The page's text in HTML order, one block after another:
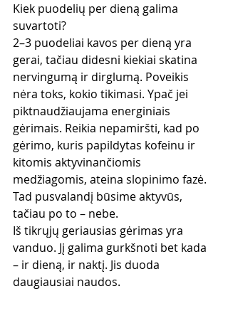
Kiek puodelių per dieną galima
suvartoti?
2–3 puodeliai kavos per dieną yra
gerai, tačiau didesni kiekiai skatina
nervingumą ir dirglumą. Poveikis
nėra toks, kokio tikimasi. Ypač jei
piktnaudžiaujama energiniais
gėrimais. Reikia nepamiršti, kad po
gėrimo, kuris papildytas kofeinu ir
kitomis aktyvinančiomis
medžiagomis, ateina slopinimo fazė.
Tad pusvalandį būsime aktyvūs,
tačiau po to – nebe.
Iš tikrųjų geriausias gėrimas yra
vanduo. Jį galima gurkšnoti bet kada
– ir dieną, ir naktį. Jis duoda
daugiausiai naudos.